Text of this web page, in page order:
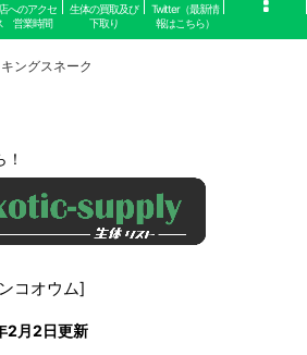
へのアクセ
営業時間
生体の買取及び
下取り
Twitter（最新情
報はこちら）
キングスネーク
コオウム]
2月2日更新